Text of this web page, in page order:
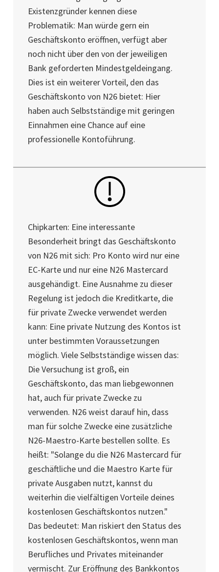
Existenzgründer kennen diese
Problematik: Man würde gern ein
Geschäftskonto eröffnen, verfügt aber
noch nicht über den von der jeweiligen
Bank geforderten Mindestgeldeingang.
Dies ist ein weiterer Vorteil, den das
Geschäftskonto von N26 bietet: Hier
haben auch Selbstständige mit geringen
Einnahmen eine Chance auf eine
professionelle Kontoführung.
Chipkarten: Eine interessante
Besonderheit bringt das Geschäftskonto
von N26 mit sich: Pro Konto wird nur eine
EC-Karte und nur eine N26 Mastercard
ausgehändigt. Eine Ausnahme zu dieser
Regelung ist jedoch die Kreditkarte, die
für private Zwecke verwendet werden
kann: Eine private Nutzung des Kontos ist
unter bestimmten Voraussetzungen
möglich. Viele Selbstständige wissen das:
Die Versuchung ist groß, ein
Geschäftskonto, das man liebgewonnen
hat, auch für private Zwecke zu
verwenden. N26 weist darauf hin, dass
man für solche Zwecke eine zusätzliche
N26-Maestro-Karte bestellen sollte. Es
heißt: "Solange du die N26 Mastercard für
geschäftliche und die Maestro Karte für
private Ausgaben nutzt, kannst du
weiterhin die vielfältigen Vorteile deines
kostenlosen Geschäftskontos nutzen."
Das bedeutet: Man riskiert den Status des
kostenlosen Geschäftskontos, wenn man
Berufliches und Privates miteinander
vermischt. Zur Eröffnung des Bankkontos